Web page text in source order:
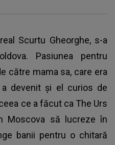
Scurtu Gheorghe, s-a
Pasiunea pentru
către mama sa, care era
a devenit și el curios de
ce a făcut ca The Urs
Moscova să lucreze în
banii pentru o chitară